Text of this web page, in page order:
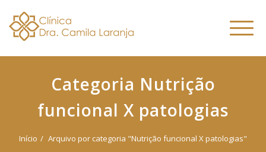
content
Laranja
Especialista em Fitoterapia
Categoria Nutrição
funcional X patologias
Início Arquivo por categoria "Nutrição funcional X patologias"